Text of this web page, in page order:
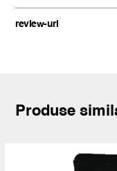
review-uri
Produse